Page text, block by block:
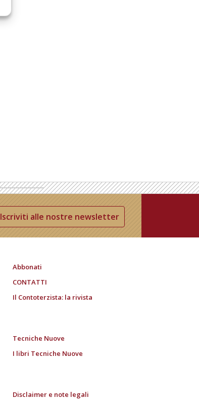
Iscriviti alle nostre newsletter
Abbonati
CONTATTI
Il Contoterzista: la rivista
Tecniche Nuove
I libri Tecniche Nuove
Disclaimer e note legali